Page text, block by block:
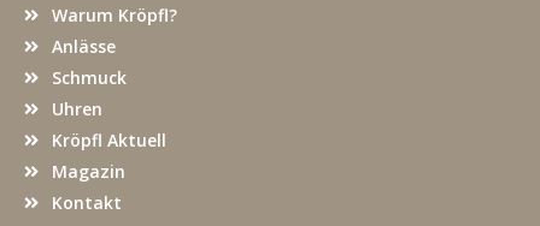
Warum Kröpfl?
Anlässe
Schmuck
Uhren
Kröpfl Aktuell
Magazin
Kontakt